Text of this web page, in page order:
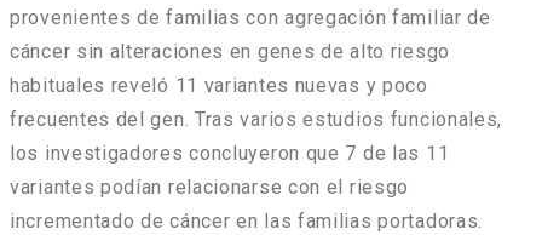
provenientes de familias con agregación familiar de
cáncer sin alteraciones en genes de alto riesgo
habituales reveló 11 variantes nuevas y poco
frecuentes del gen. Tras varios estudios funcionales,
los investigadores concluyeron que 7 de las 11
variantes podían relacionarse con el riesgo
incrementado de cáncer en las familias portadoras.